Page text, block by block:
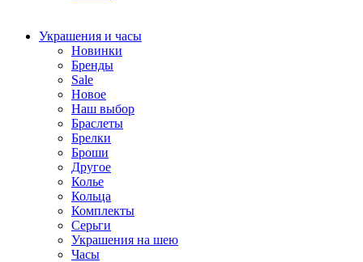
Украшения и часы
Новинки
Бренды
Sale
Новое
Наш выбор
Браслеты
Брелки
Броши
Другое
Колье
Кольца
Комплекты
Серьги
Украшения на шею
Часы